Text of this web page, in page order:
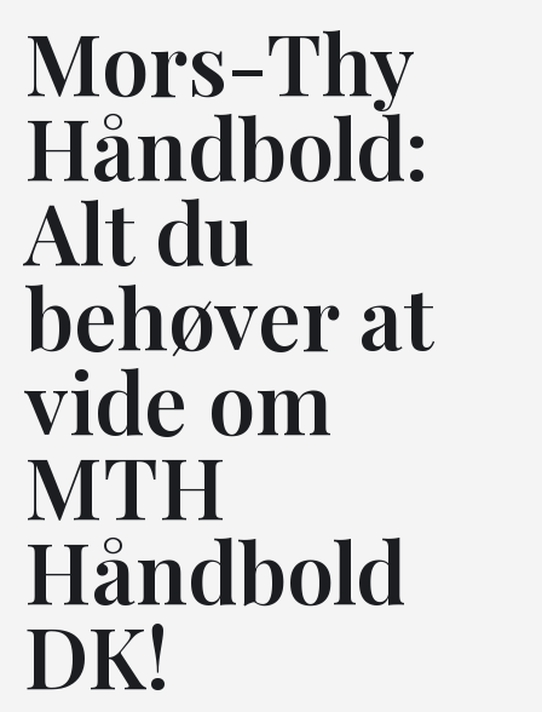
Mors-Thy
Håndbold:
Alt du
behøver at
vide om
MTH
Håndbold
DK!